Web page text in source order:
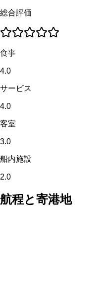
総合評価
食事
4.0
サービス
4.0
客室
3.0
船内施設
2.0
航程と寄港地